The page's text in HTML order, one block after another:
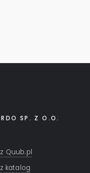
SP. Z O.O.
Quub.pl
katalog